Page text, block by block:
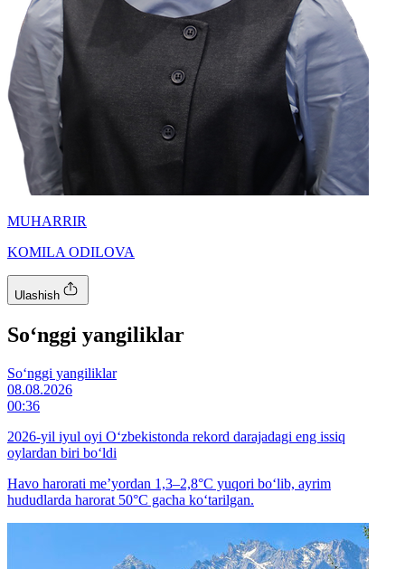
MUHARRIR
KOMILA ODILOVA
Ulashish
So‘nggi yangiliklar
So‘nggi yangiliklar
08.08.2026
00:36
2026-yil iyul oyi O‘zbekistonda rekord darajadagi eng issiq
oylardan biri bo‘ldi
Havo harorati me’yordan 1,3–2,8°C yuqori bo‘lib, ayrim
hududlarda harorat 50°C gacha ko‘tarilgan.